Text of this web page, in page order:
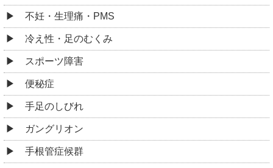
不妊・生理痛・PMS
冷え性・足のむくみ
スポーツ障害
便秘症
手足のしびれ
ガングリオン
手根管症候群